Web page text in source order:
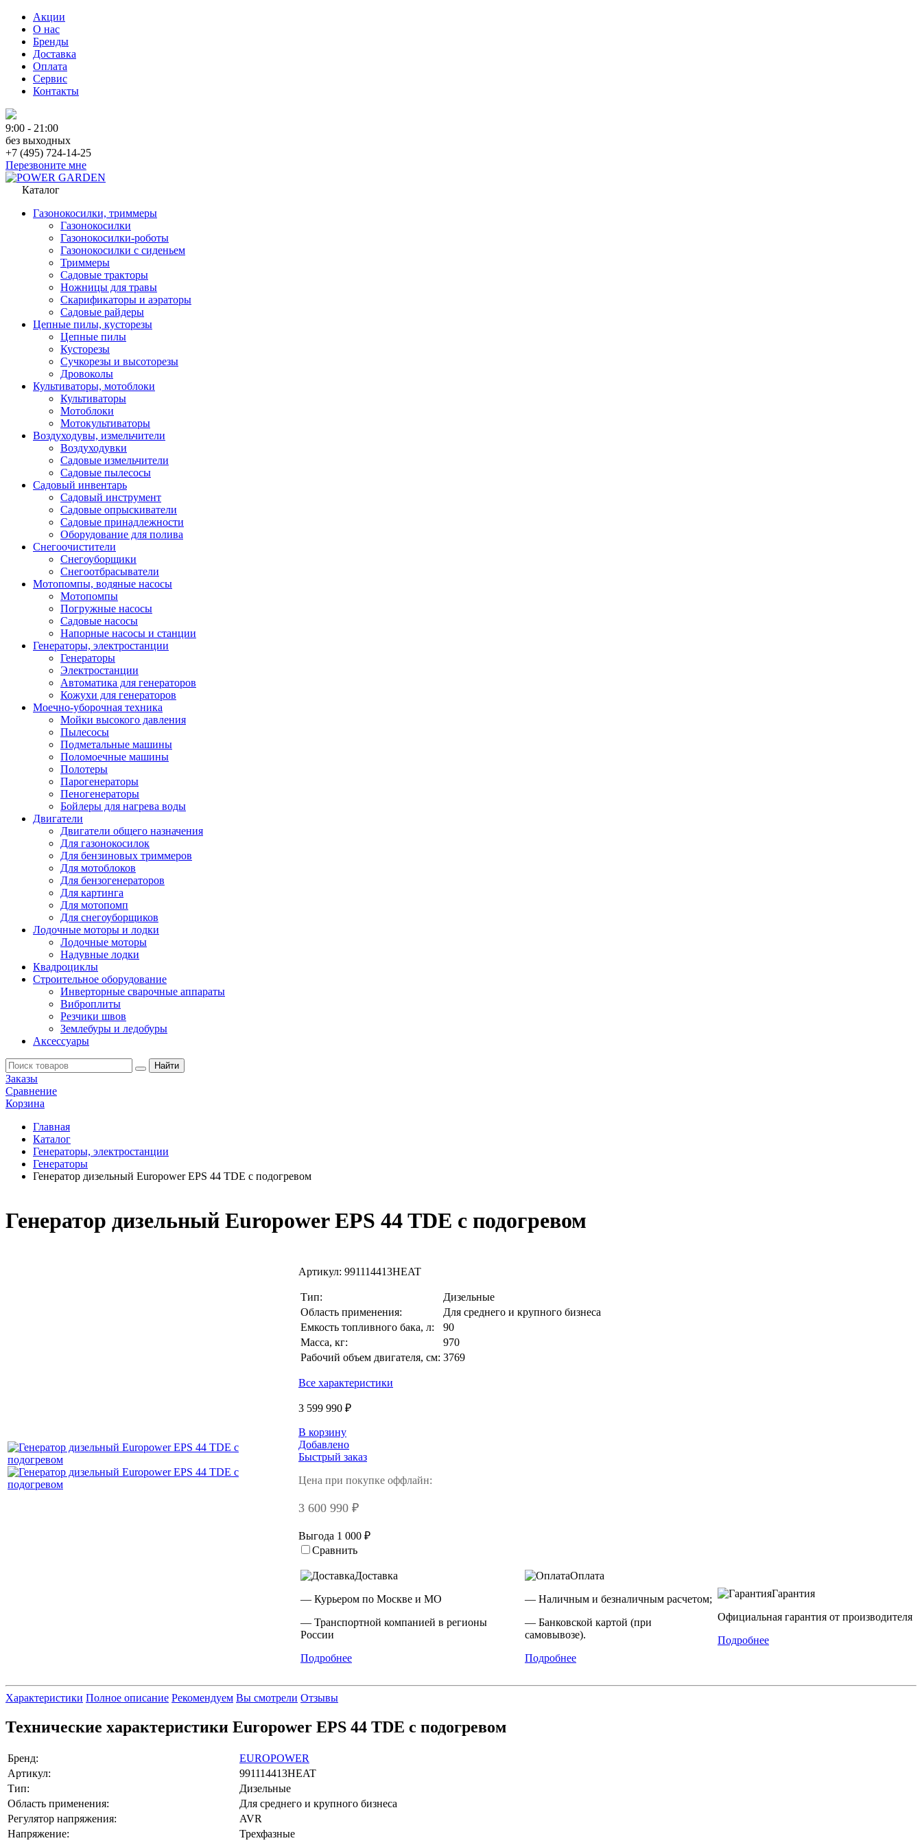
Акции
О нас
Бренды
Доставка
Оплата
Сервис
Контакты
9:00 - 21:00
без выходных
+7 (495) 724-14-25
Перезвоните мне
Каталог
Газонокосилки, триммеры
Газонокосилки
Газонокосилки-роботы
Газонокосилки с сиденьем
Триммеры
Садовые тракторы
Ножницы для травы
Скарификаторы и аэраторы
Садовые райдеры
Цепные пилы, кусторезы
Цепные пилы
Кусторезы
Сучкорезы и высоторезы
Дровоколы
Культиваторы, мотоблоки
Культиваторы
Мотоблоки
Мотокультиваторы
Воздуходувы, измельчители
Воздуходувки
Садовые измельчители
Садовые пылесосы
Садовый инвентарь
Садовый инструмент
Садовые опрыскиватели
Садовые принадлежности
Оборудование для полива
Снегоочистители
Снегоуборщики
Снегоотбрасыватели
Мотопомпы, водяные насосы
Мотопомпы
Погружные насосы
Садовые насосы
Напорные насосы и станции
Генераторы, электростанции
Генераторы
Электростанции
Автоматика для генераторов
Кожухи для генераторов
Моечно-уборочная техника
Мойки высокого давления
Пылесосы
Подметальные машины
Поломоечные машины
Полотеры
Парогенераторы
Пеногенераторы
Бойлеры для нагрева воды
Двигатели
Двигатели общего назначения
Для газонокосилок
Для бензиновых триммеров
Для мотоблоков
Для бензогенераторов
Для картинга
Для мотопомп
Для снегоуборщиков
Лодочные моторы и лодки
Лодочные моторы
Надувные лодки
Квадроциклы
Строительное оборудование
Инверторные сварочные аппараты
Виброплиты
Резчики швов
Землебуры и ледобуры
Аксессуары
Заказы
Сравнение
Корзина
Главная
Каталог
Генераторы, электростанции
Генераторы
Генератор дизельный Europower EPS 44 TDE с подогревом
Генератор дизельный Europower EPS 44 TDE с подогревом
Артикул: 991114413HEAT
Тип:
Дизельные
Область применения:
Для среднего и крупного бизнеса
Емкость топливного бака, л:
90
Масса, кг:
970
Рабочий объем двигателя, см: 3769
Все характеристики
3 599 990 ₽
В корзину
Добавлено
Быстрый заказ
Цена при покупке оффлайн:
3 600 990 ₽
Выгода 1 000 ₽
Сравнить
Доставка
— Курьером по Москве и МО
— Транспортной компанией в регионы
России
Подробнее
Оплата
— Наличным и безналичным расчетом;
— Банковской картой (при
самовывозе).
Подробнее
Гарантия
Официальная гарантия от производителя
Подробнее
Характеристики Полное описание Рекомендуем Вы смотрели Отзывы
Технические характеристики Europower EPS 44 TDE с подогревом
Бренд:
EUROPOWER
Артикул:
991114413HEAT
Тип:
Дизельные
Область применения:
Для среднего и крупного бизнеса
Регулятор напряжения:
AVR
Напряжение:
Трехфазные